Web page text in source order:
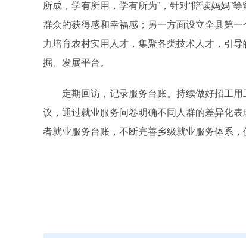
所成，学有所用，学有所为”，针对“陪读妈妈”
群众的获得感和幸福感；另一方面设立全县第
力培育农村实用人才，集聚各类技术人才，引
掘、发展平台。
定期回访，记录服务台账。持续做好招工用
议，通过就业服务问卷明确不同人群的差异化
者就业服务台账，不断完善乡级就业服务体系